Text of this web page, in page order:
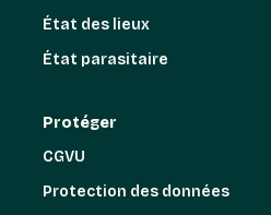
État des lieux
État parasitaire
Protéger
CGVU
Protection des données